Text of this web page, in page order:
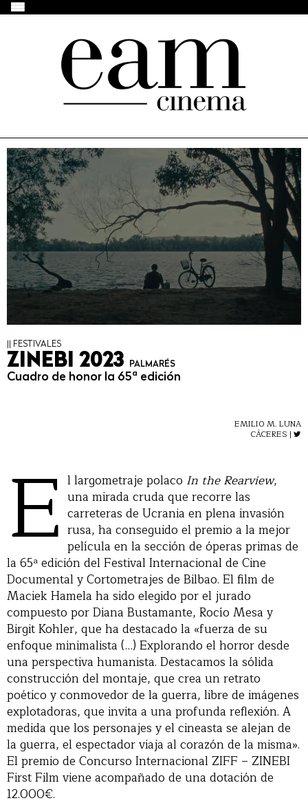
|| FESTIVALES
ZINEBI 2023 PALMARÉS
Cuadro de honor la 65ª edición
EMILIO M. LUNA
CÁCERES |
E l largometraje polaco In the Rearview,
una mirada cruda que recorre las
carreteras de Ucrania en plena invasión
rusa, ha conseguido el premio a la mejor
película en la sección de óperas primas de
la 65ª edición del Festival Internacional de Cine
Documental y Cortometrajes de Bilbao. El film de
Maciek Hamela ha sido elegido por el jurado
compuesto por Diana Bustamante, Rocío Mesa y
Birgit Kohler, que ha destacado la «fuerza de su
enfoque minimalista (…) Explorando el horror desde
una perspectiva humanista. Destacamos la sólida
construcción del montaje, que crea un retrato
poético y conmovedor de la guerra, libre de imágenes
explotadoras, que invita a una profunda reflexión. A
medida que los personajes y el cineasta se alejan de
la guerra, el espectador viaja al corazón de la misma».
El premio de Concurso Internacional ZIFF – ZINEBI
First Film viene acompañado de una dotación de
12.000€.